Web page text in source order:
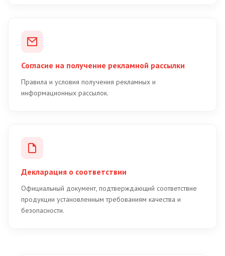
Согласие на получение рекламной рассылки
Правила и условия получения рекламных и
информационных рассылок.
Декларация о соответствии
Официальный документ, подтверждающий соответствие
продукции установленным требованиям качества и
безопасности.